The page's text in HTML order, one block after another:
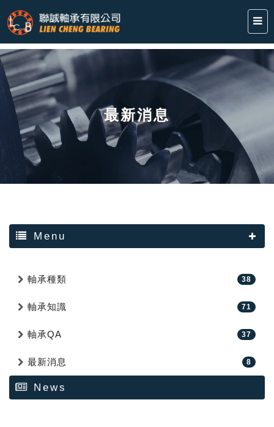
最新消息
Menu
軸承種類 38
軸承知識 71
軸承QA 37
最新消息 8
News